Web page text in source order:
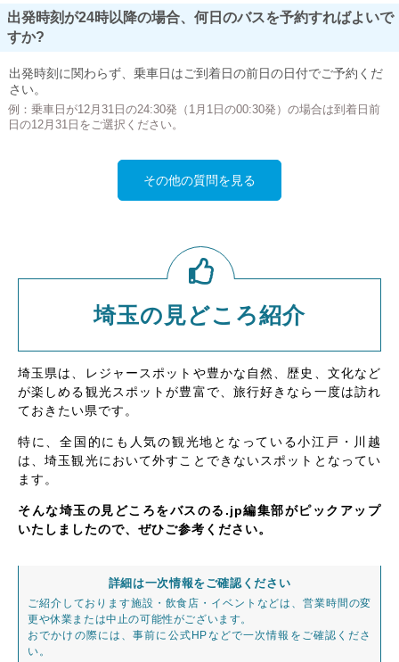
出発時刻が24時以降の場合、何日のバスを予約すればよいで
すか?
出発時刻に関わらず、乗車日はご到着日の前日の日付でご予約くだ
さい。
例：乗車日が12月31日の24:30発（1月1日の00:30発）の場合は到着日前
日の12月31日をご選択ください。
その他の質問を見る
埼玉の見どころ紹介
埼玉県は、レジャースポットや豊かな自然、歴史、文化など
が楽しめる観光スポットが豊富で、旅行好きなら一度は訪れ
ておきたい県です。
特に、全国的にも人気の観光地となっている小江戸・川越
は、埼玉観光において外すことできないスポットとなってい
ます。
そんな埼玉の見どころをバスのる.jp編集部がピックアップ
いたしましたので、ぜひご参考ください。
詳細は一次情報をご確認ください
ご紹介しております施設・飲食店・イベントなどは、営業時間の変
更や休業または中止の可能性がございます。
おでかけの際には、事前に公式HPなどで一次情報をご確認くださ
い。